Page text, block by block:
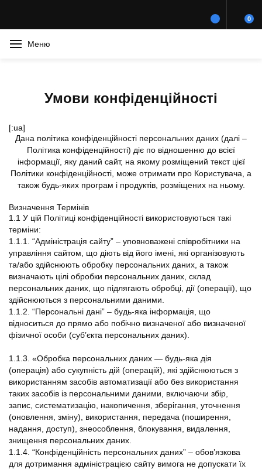
0
Меню
Умови конфіденційності
[:ua]
Дана політика конфіденційності персональних даних (далі –
Політика конфіденційності) діє по відношенню до всієї
інформації, яку даний сайт, на якому розміщений текст цієї
Політики конфіденційності, може отримати про Користувача, а
також будь-яких програм і продуктів, розміщених на ньому.
Визначення Термінів
1.1 У цій Політиці конфіденційності використовуються такі
терміни:
1.1.1. “Адміністрація сайту” – уповноважені співробітники на
управління сайтом, що діють від його імені, які організовують
та/або здійснюють обробку персональних даних, а також
визначають цілі обробки персональних даних, склад
персональних даних, що підлягають обробці, дії (операції), що
здійснюються з персональними даними.
1.1.2. “Персональні дані” – будь-яка інформація, що
відноситься до прямо або побічно визначеної або визначеної
фізичної особи (суб’єкта персональних даних).
1.1.3. «Обробка персональних даних — будь-яка дія
(операція) або сукупність дій (операцій), які здійснюються з
використанням засобів автоматизації або без використання
таких засобів із персональними даними, включаючи збір,
запис, систематизацію, накопичення, зберігання, уточнення
(оновлення, зміну), використання, передача (поширення,
надання, доступ), знеособлення, блокування, видалення,
знищення персональних даних.
1.1.4. “Конфіденційність персональних даних” – обов’язкова
для дотримання адміністрацією сайту вимога не допускати їх